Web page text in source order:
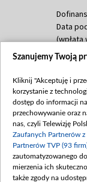
Data
(wpłata
(wpłata
mln,
Data
(wpłata
Data
Szanujemy Twoją
Kliknij "Akceptuję i
korzystanie z
dostęp do informacji
przechowywanie oraz
nas, czyli Telewizję
Zaufanych Partnerów
Partnerów TVP (93
zautomatyzowanego
mierzenia ich
także zgody na